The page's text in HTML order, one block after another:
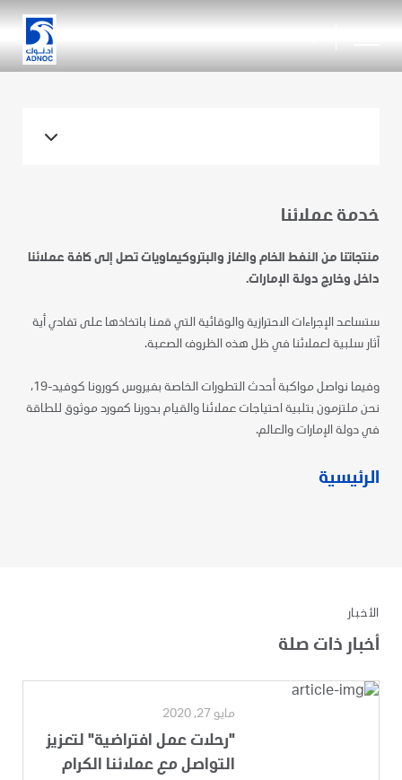
خدمة عملائنا
منتجاتنا من النفط الخام والغاز والبتروكيماويات تصل إلى كافة عملائنا
داخل وخارج دولة الإمارات.
ستساعد الإجراءات الاحترازية والوقائية التي قمنا باتخاذها على تفادي أية
آثار سلبية لعملائنا في ظل هذه الظروف الصعبة.
وفيما نواصل مواكبة أحدث التطورات الخاصة بفيروس كورونا كوفيد-19،
نحن ملتزمون بتلبية احتياجات عملائنا والقيام بدورنا كمورد موثوق للطاقة
في دولة الإمارات والعالم.
الرئيسية
الأخبار
أخبار ذات صلة
مايو 27, 2020
"رحلات عمل افتراضية" لتعزيز
التواصل مع عملائنا الكرام